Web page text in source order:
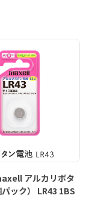
アルカリボタ
ック） LR43 1BS